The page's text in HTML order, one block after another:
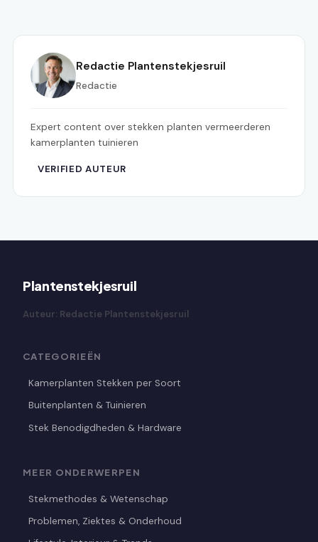
Redactie Plantenstekjesruil
Redactie
Expert content over stekken planten vermeerderen
kamerplanten tuinieren
VERIFIED AUTEUR
Plantenstekjesruil
Auteur: Redactie Plantenstekjesruil
CATEGORIEËN
Kamerplanten Stekken per Soort
Buitenplanten & Tuinieren
Stek Benodigdheden & Hardware
MEER ONDERWERPEN
Stekmethodes & Wetenschap
Problemen, Ziektes & Onderhoud